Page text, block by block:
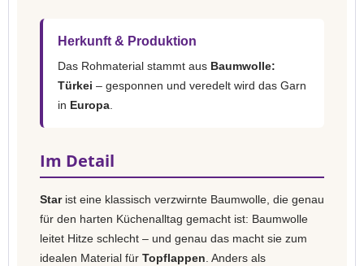
Herkunft & Produktion
Das Rohmaterial stammt aus Baumwolle:
Türkei – gesponnen und veredelt wird das Garn
in Europa
Im Detail
Starist eine klassisch verzwirnte Baumwolle, die genau
für den harten Küchenalltag gemacht ist: Baumwolle
leitet Hitze schlecht – und genau das macht sie zum
idealen Material für Topflappen . Anders als